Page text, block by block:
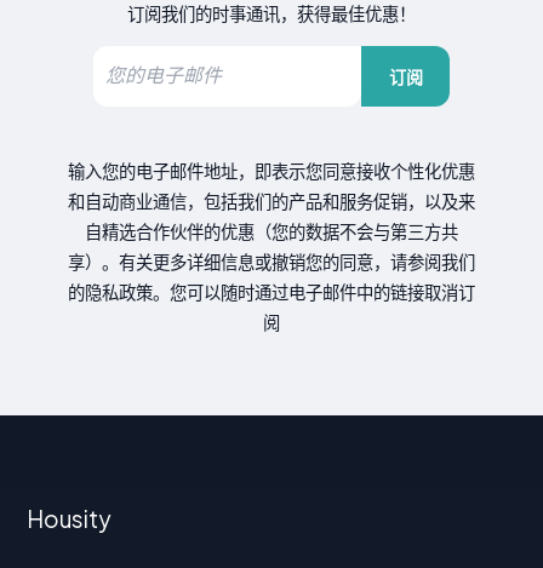
订阅我们的时事通讯，获得最佳优惠！
订阅
输入您的电子邮件地址，即表示您同意接收个性化优惠
和自动商业通信，包括我们的产品和服务促销，以及来
自精选合作伙伴的优惠（您的数据不会与第三方共
享）。有关更多详细信息或撤销您的同意，请参阅我们
的隐私政策。您可以随时通过电子邮件中的链接取消订
阅
Housity